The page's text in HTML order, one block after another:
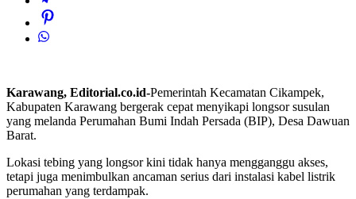
Karawang, Editorial.co.id-Pemerintah Kecamatan Cikampek,
Kabupaten Karawang bergerak cepat menyikapi longsor susulan
yang melanda Perumahan Bumi Indah Persada (BIP), Desa Dawuan
Barat.
Lokasi tebing yang longsor kini tidak hanya mengganggu akses,
tetapi juga menimbulkan ancaman serius dari instalasi kabel listrik
perumahan yang terdampak.